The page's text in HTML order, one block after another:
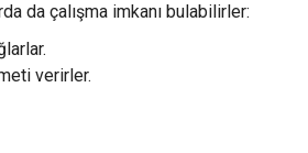
da çalışma imkanı bulabilirler:
verirler.